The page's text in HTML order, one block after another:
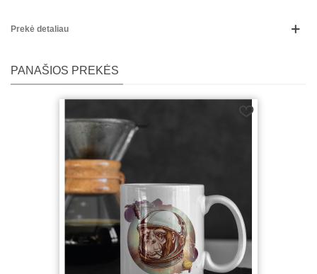
Prekė detaliau
PANAŠIOS PREKĖS